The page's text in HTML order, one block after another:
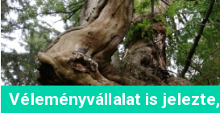
Véleményvállalat is jelezte,